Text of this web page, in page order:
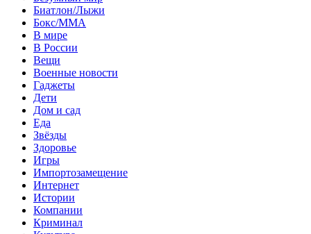
Биатлон/Лыжи
Бокс/MMA
В мире
В России
Вещи
Военные новости
Гаджеты
Дети
Дом и сад
Еда
Звёзды
Здоровье
Игры
Импортозамещение
Интернет
Истории
Компании
Криминал